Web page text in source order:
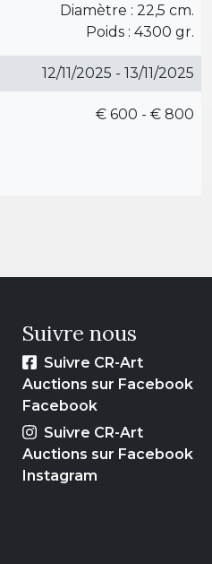
Diamètre : 22,5 cm.
Poids : 4300 gr.
12/11/2025 - 13/11/2025
€ 600 - € 800
Suivre nous
Suivre CR-Art
Auctions sur Facebook
Facebook
Suivre CR-Art
Auctions sur Facebook
Instagram